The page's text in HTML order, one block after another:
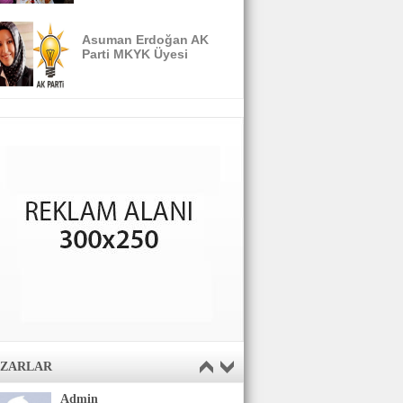
Asuman Erdoğan AK
Parti MKYK Üyesi
Admin